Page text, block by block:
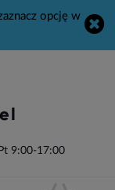
opcję w
9:00-17:00